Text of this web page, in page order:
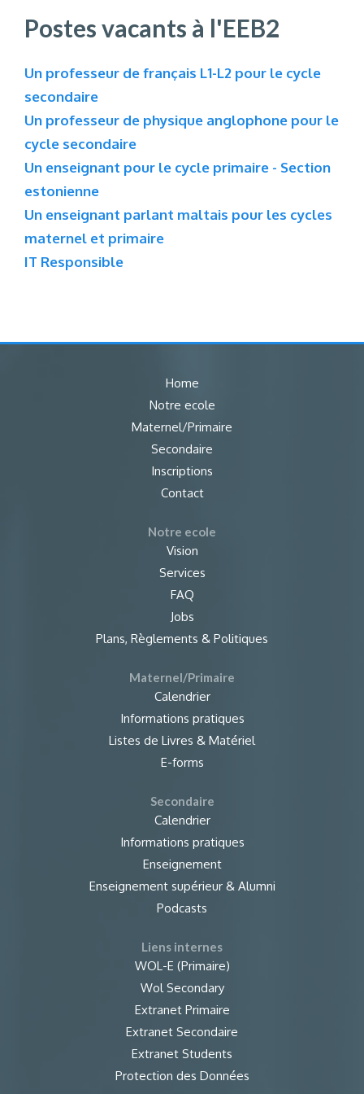
Postes vacants à l'EEB2
Un professeur de français L1-L2 pour le cycle
secondaire
Un professeur de physique anglophone pour le
cycle secondaire
Un enseignant pour le cycle primaire - Section
estonienne
Un enseignant parlant maltais pour les cycles
maternel et primaire
IT Responsible
Home
Notre ecole
Maternel/Primaire
Secondaire
Inscriptions
Contact
Notre ecole
Vision
Services
FAQ
Jobs
Plans, Règlements & Politiques
Maternel/Primaire
Calendrier
Informations pratiques
Listes de Livres & Matériel
E-forms
Secondaire
Calendrier
Informations pratiques
Enseignement
Enseignement supérieur & Alumni
Podcasts
Liens internes
WOL-E (Primaire)
Wol Secondary
Extranet Primaire
Extranet Secondaire
Extranet Students
Protection des Données